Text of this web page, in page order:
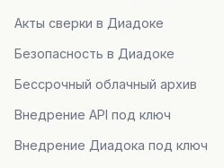
Акты сверки в Диадоке
Безопасность в Диадоке
Бессрочный облачный архив
Внедрение API под ключ
Внедрение Диадока под ключ